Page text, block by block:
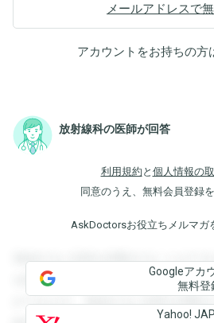
メールアドレスで
アカウントをお持ちの方
放射線科の医師が回答
利用規約 と 個人情報の
同意のうえ、無料会員登録
AskDoctorsお役立ちメルマガ
登録すると回答を閲覧することがで
を閲覧することができます。登録す
ができます。登録すると回答を閲覧
Googleアカ
無料登
Yahoo!